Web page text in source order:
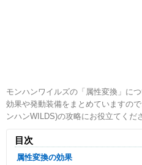
モンハンワイルズの「属性変換」に
効果や発動装備をまとめていますの
ンハンWILDS)の攻略にお役立てくだ
目次
属性変換の効果